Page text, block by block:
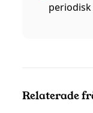
Relaterade